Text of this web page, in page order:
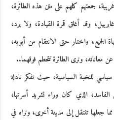
جمعتهم كلهم على متن هذه الطائرة،
وقد أغلق قمرة القيادة، ولا يرد،
الجميع، واختار حتى الانتقام من أبويه،
معاناته، ونرى الطائرة تتحطم فوقهما..
سياسي للنخبة السياسية، حيث تفكر نادلة
الفاسد، الذي كان وراء تشريد أسرتها،
جعلها تنتقل إلى مدينة أخرى، ونراه في